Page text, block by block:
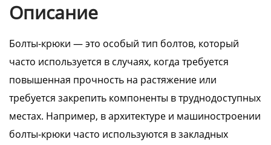
Описание
Болты-крюки — это особый тип болтов, который
часто используется в случаях, когда требуется
повышенная прочность на растяжение или
требуется закрепить компоненты в труднодоступных
местах. Например, в архитектуре и машиностроении
болты-крюки часто используются в закладных